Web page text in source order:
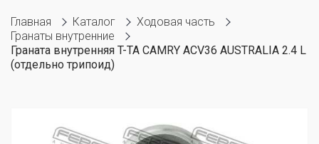
Главная Каталог
Ходовая часть
Гранаты внутренние
Граната внутренняя T-TA CAMRY ACV36 AUSTRALIA 2.4 L
(отдельно трипоид)